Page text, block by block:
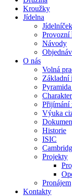
Kroužky
Jídelna
Jídelníček
Provozní
Návody
O nás
Volná
Základní
Přijímání
Výuka
Historie
ISIC
Projekty
Pronájem
Kontakty